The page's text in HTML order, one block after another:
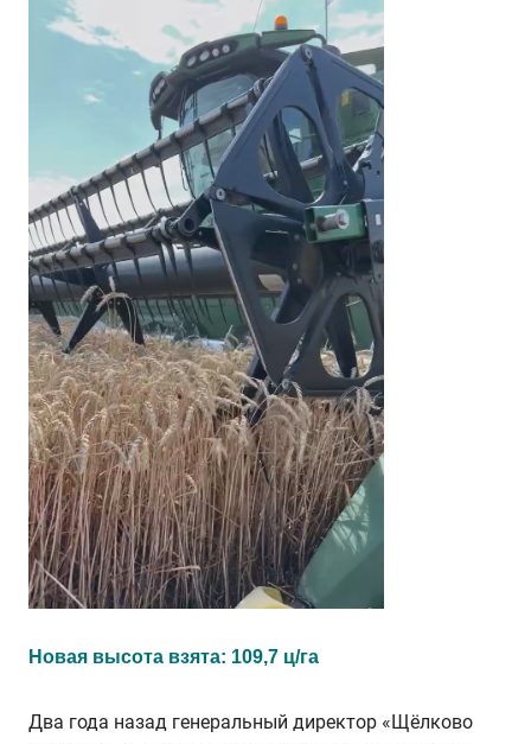
Новая высота взята: 109,7 ц/га
Два года назад генеральный директор «Щёлково